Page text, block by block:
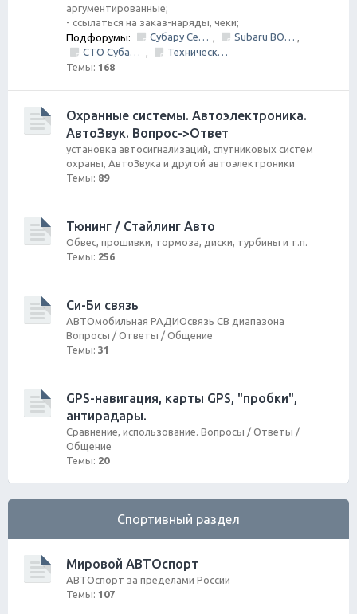
аргументированные;
- ссылаться на заказ-наряды, чеки;
Подфорумы:
Субару Сервис "Созвездие" , Subaru BOX &amp; Donorparts shop
,
СТО Субару (www.stosubaru.ru)
,
Технический центр «PRIDE Motorsport».
Темы: 168
Охранные системы. Автоэлектроника.
АвтоЗвук. Вопрос->Ответ
установка автосигнализаций, спутниковых систем
охраны, АвтоЗвука и другой автоэлектроники
Темы: 89
Тюнинг / Стайлинг Авто
Обвес, прошивки, тормоза, диски, турбины и т.п.
Темы: 256
Си-Би связь
АВТОмобильная РАДИОсвязь СВ диапазона
Вопросы / Ответы / Общение
Темы: 31
GPS-навигация, карты GPS, "пробки",
антирадары.
Сравнение, использование. Вопросы / Ответы /
Общение
Темы: 20
Спортивный раздел
Мировой АВТОспорт
АВТОспорт за пределами России
Темы: 107